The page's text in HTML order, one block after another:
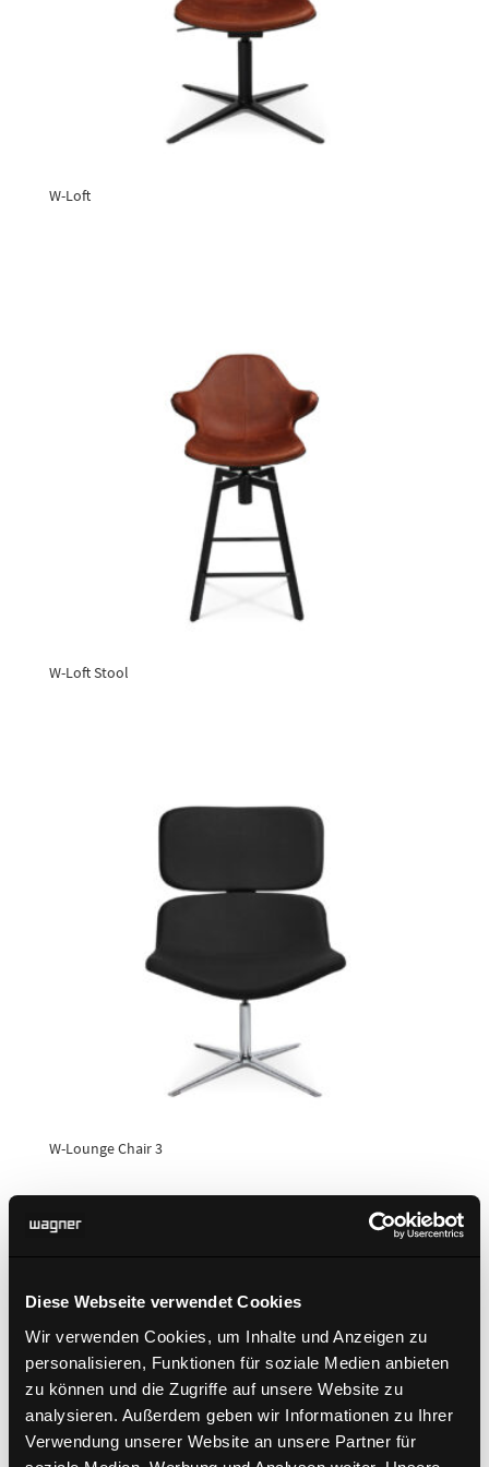
Diese Webseite verwendet Cookies
Wir verwenden Cookies, um Inhalte und Anzeigen zu
personalisieren, Funktionen für soziale Medien anbieten
zu können und die Zugriffe auf unsere Website zu
analysieren. Außerdem geben wir Informationen zu Ihrer
Verwendung unserer Website an unsere Partner für
W-Loft
W-Loft Stool
W-Lounge Chair 3